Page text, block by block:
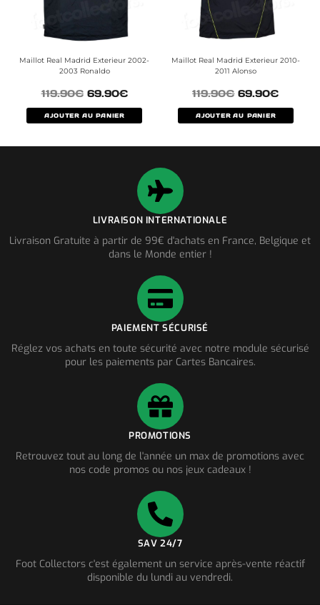
Maillot Real Madrid Exterieur 2002-
2003 Ronaldo
119.90€ 69.90€
AJOUTER AU PANIER
Maillot Real Madrid Exterieur 2010-
2011 Alonso
119.90€ 69.90€
AJOUTER AU PANIER
LIVRAISON INTERNATIONALE
Livraison Gratuite à partir de 99€ d'achats en France, Belgique et
dans le Monde entier !
PAIEMENT SÉCURISÉ
Réglez vos achats en toute sécurité avec notre module sécurisé
pour les paiements par Cartes Bancaires.
PROMOTIONS
Retrouvez tout au long de l'année un max de promotions avec
nos code promos ou nos jeux cadeaux !
SAV 24/7
Foot Collectors c'est également un service après-vente réactif
disponible du lundi au vendredi.